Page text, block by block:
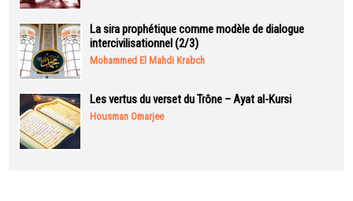
La sira prophétique comme modèle de dialogue
intercivilisationnel (2/3)
Mohammed El Mahdi Krabch
Les vertus du verset du Trône – Ayat al-Kursi
Housman Omarjee